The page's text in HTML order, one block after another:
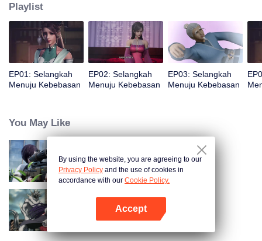
yang tersembunyi, tumbuh dan akhirnya menantang Penguasa yang
menindas.
Playlist
EP01: Selangkah
Menuju Kebebasan
EP02: Selangkah
Menuju Kebebasan
EP03: Selangkah
Menuju Kebebasan
You May Like
Gun god
Full-Time Magister S2
By using the website, you are agreeing to our
Privacy Policy and the use of cookies in
accordance with our Cookie Policy.
Accept